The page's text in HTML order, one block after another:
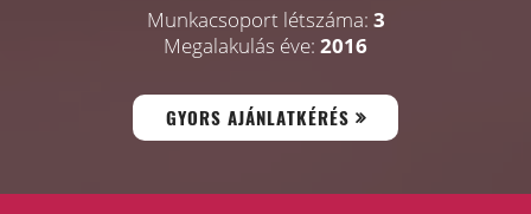
Munkacsoport létszáma: 3
Megalakulás éve: 2016
GYORS AJÁNLATKÉRÉS